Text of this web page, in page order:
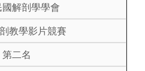
解剖學學會
教學影片競賽
第二名